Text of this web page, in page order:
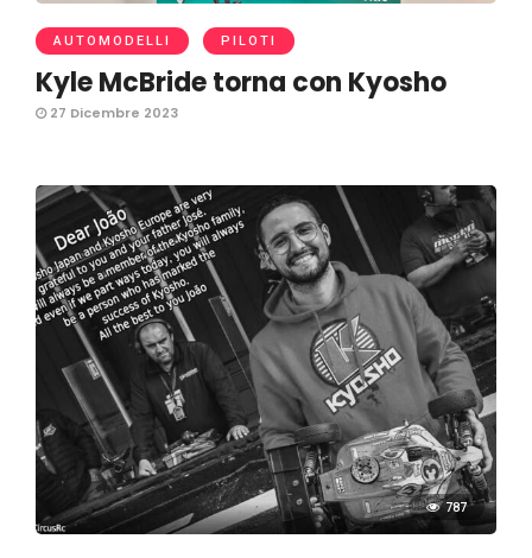
AUTOMODELLI PILOTI
Kyle McBride torna con Kyosho
27 Dicembre 2023
787